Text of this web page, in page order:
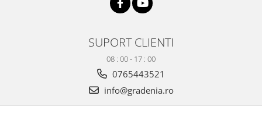
Ciocane electro-pneumaticeSUPORT CLIENTI
08 : 00 - 17 : 00
0765443521
info@gradenia.ro